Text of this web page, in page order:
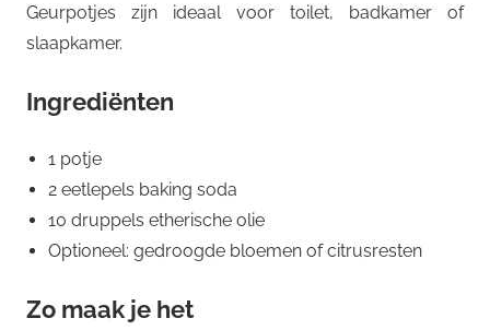
Geurpotjes zijn ideaal voor toilet, badkamer of
slaapkamer.
Ingrediënten
1 potje
2 eetlepels baking soda
10 druppels etherische olie
Optioneel: gedroogde bloemen of citrusresten
Zo maak je het